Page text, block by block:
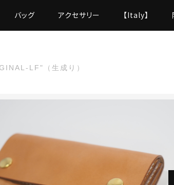
バッグ アクセサリー 【Italy】
LF"（生成り）
LF"（生成り）